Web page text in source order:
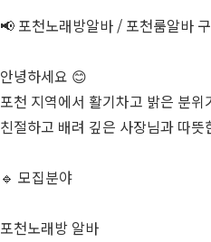
📢 포천노래방알바 / 포천룸알바
안녕하세요 😊
포천 지역에서 활기차고 밝은 분
친절하고 배려 깊은 사장님과 따
🔹 모집분야
포천노래방 알바